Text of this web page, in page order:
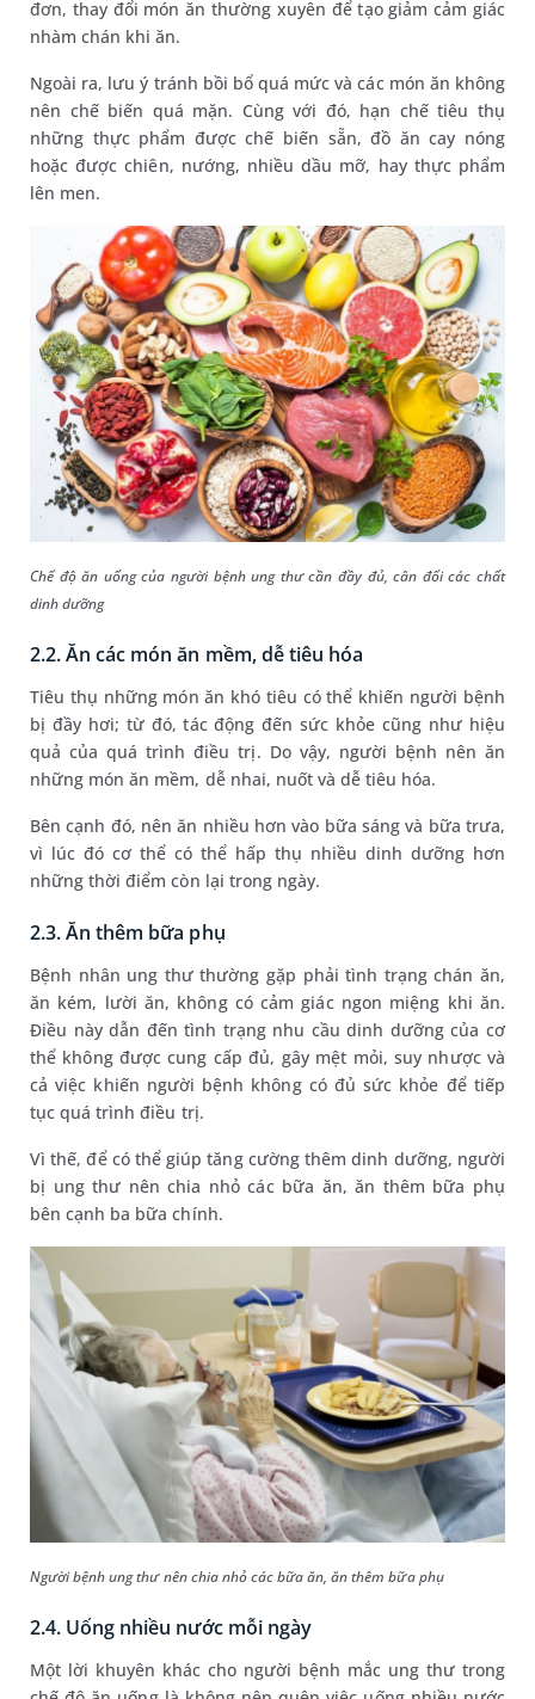
đơn, thay đổi món ăn thường xuyên để tạo giảm cảm giác
nhàm chán khi ăn.
Ngoài ra, lưu ý tránh bồi bổ quá mức và các món ăn không
nên chế biến quá mặn. Cùng với đó, hạn chế tiêu thụ
những thực phẩm được chế biến sẵn, đồ ăn cay nóng
hoặc được chiên, nướng, nhiều dầu mỡ, hay thực phẩm
lên men.
Chế độ ăn uống của người bệnh ung thư cần đầy đủ, cân đối các chất
dinh dưỡng
2.2. Ăn các món ăn mềm, dễ tiêu hóa
Tiêu thụ những món ăn khó tiêu có thể khiến người bệnh
bị đầy hơi; từ đó, tác động đến sức khỏe cũng như hiệu
quả của quá trình điều trị. Do vậy, người bệnh nên ăn
những món ăn mềm, dễ nhai, nuốt và dễ tiêu hóa.
Bên cạnh đó, nên ăn nhiều hơn vào bữa sáng và bữa trưa,
vì lúc đó cơ thể có thể hấp thụ nhiều dinh dưỡng hơn
những thời điểm còn lại trong ngày.
2.3. Ăn thêm bữa phụ
Bệnh nhân ung thư thường gặp phải tình trạng chán ăn,
ăn kém, lười ăn, không có cảm giác ngon miệng khi ăn.
Điều này dẫn đến tình trạng nhu cầu dinh dưỡng của cơ
thể không được cung cấp đủ, gây mệt mỏi, suy nhược và
cả việc khiến người bệnh không có đủ sức khỏe để tiếp
tục quá trình điều trị.
Vì thế, để có thể giúp tăng cường thêm dinh dưỡng, người
bị ung thư nên chia nhỏ các bữa ăn, ăn thêm bữa phụ
bên cạnh ba bữa chính.
Người bệnh ung thư nên chia nhỏ các bữa ăn, ăn thêm bữa phụ
2.4. Uống nhiều nước mỗi ngày
Một lời khuyên khác cho người bệnh mắc ung thư trong